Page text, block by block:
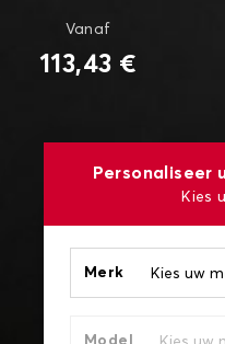
Vanaf
113,43 €
Personaliseer
Kies
Merk
Model